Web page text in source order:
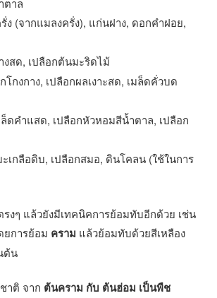
ตาล
ง (จากแมลงครั่ง), แก่นฝาง, ดอกคำฝอย,
สด, เปลือกต้นมะริดไม้
โกงกาง, เปลือกผลเงาะสด, เมล็ดคั่วบด
ดคำแสด, เปลือกหัวหอมสีน้ำตาล, เปลือก
เกลือดิบ, เปลือกสมอ, ดินโคลน (ใช้ในการ
งๆ แล้วยังมีเทคนิคการย้อมทับอีกด้วย เช่น
ยการย้อม คราม แล้วย้อมทับด้วยสีเหลือง
ต้น
าติ จาก ต้นคราม กับ ต้นฮ่อม เป็นพืช